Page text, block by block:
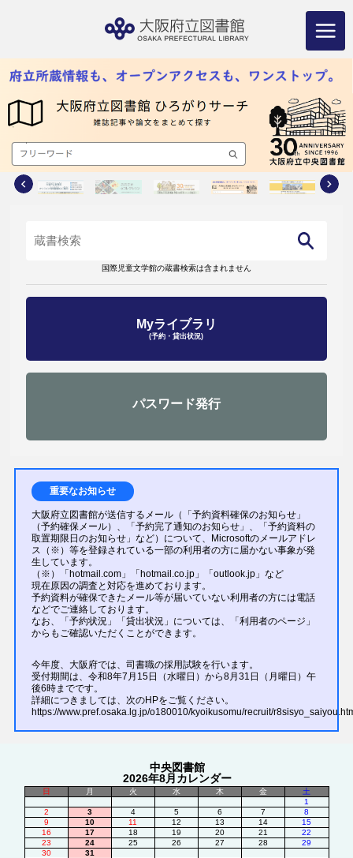
キ
国際児童文学館の蔵書検索は含まれません
Myライブラリ
(予約・貸出状況)
パスワード発行
重要なお知らせ
大阪府立図書館が送信するメール（「予約資料確保のお知らせ」
（予約確保メール）、「予約完了通知のお知らせ」、「予約資料の
取置期限日のお知らせ」など）について、Microsoftのメールアドレ
ス（※）等を登録されている一部の利用者の方に届かない事象が発
生しています。
（※）「hotmail.com」「hotmail.co.jp」「outlook.jp」など
現在原因の調査と対応を進めております。
予約資料が確保できたメール等が届いていない利用者の方には電話
などでご連絡しております。
なお、「予約状況」「貸出状況」については、「利用者のページ」
からもご確認いただくことができます。
今年度、大阪府では、司書職の採用試験を行います。
受付期間は、令和8年7月15日（水曜日）から8月31日（月曜日）午
後6時までです。
詳細につきましては、次のHPをご覧ください。
https://www.pref.osaka.lg.jp/o180010/kyoikusomu/recruit/
中央図書館
2026年8月カレンダー
日 月 火 水 木 金
土
1
2
3 4 5 6 7
8
9
10 11 12 13 14
15
16
17 18 19 20 21
22
23
24 25 26 27 28
29
30
31